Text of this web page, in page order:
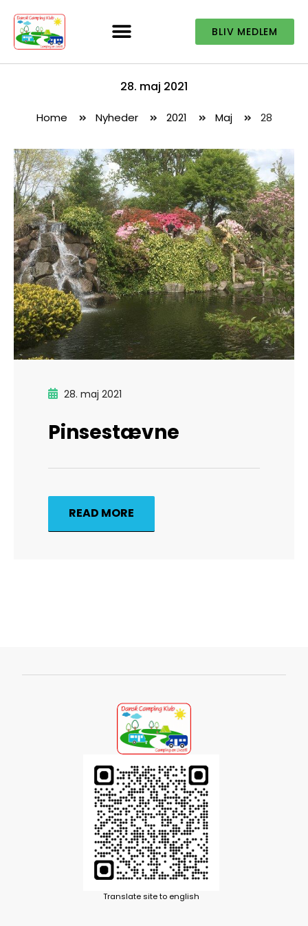
BLIV MEDLEM
28. maj 2021
Home Nyheder 2021 maj 28
28. maj 2021
Pinsestævne
READ MORE
Translate site to english